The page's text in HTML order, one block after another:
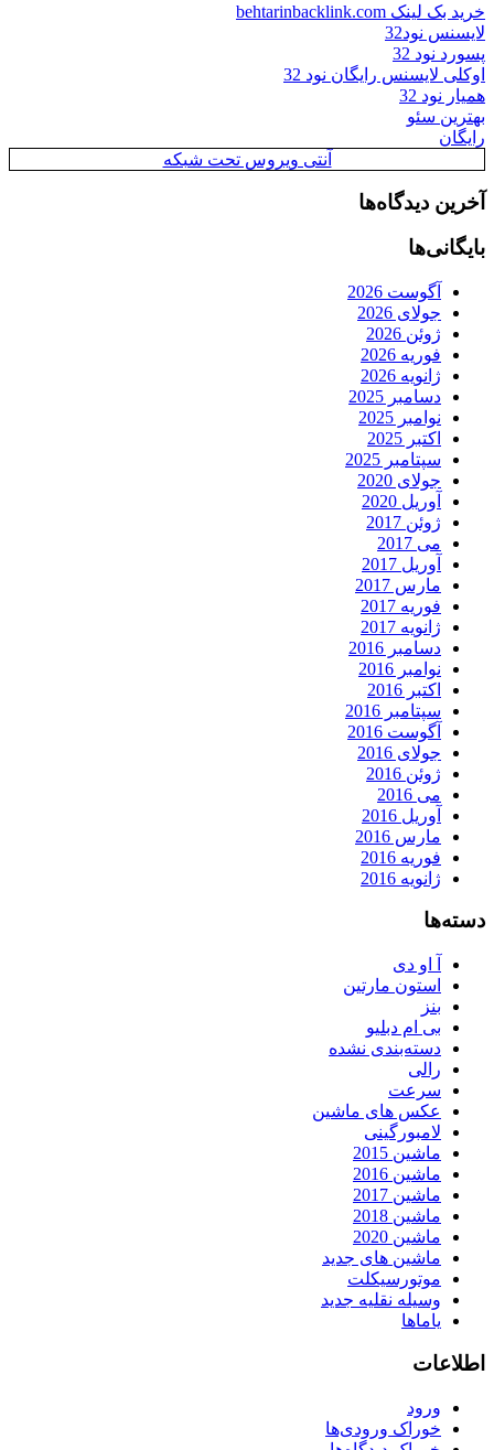
خرید بک لینک behtarinbacklink.com
لایسنس نود32
پسورد نود 32
اوکلی لایسنس رایگان نود 32
همیار نود 32
بهترین سئو
رایگان
آنتی ویروس تحت شبکه
آخرین دیدگاه‌ها
بایگانی‌ها
آگوست 2026
جولای 2026
ژوئن 2026
فوریه 2026
ژانویه 2026
دسامبر 2025
نوامبر 2025
اکتبر 2025
سپتامبر 2025
جولای 2020
آوریل 2020
ژوئن 2017
می 2017
آوریل 2017
مارس 2017
فوریه 2017
ژانویه 2017
دسامبر 2016
نوامبر 2016
اکتبر 2016
سپتامبر 2016
آگوست 2016
جولای 2016
ژوئن 2016
می 2016
آوریل 2016
مارس 2016
فوریه 2016
ژانویه 2016
دسته‌ها
آ او دی
استون مارتین
بنز
بی ام دبلیو
دسته‌بندی نشده
رالی
سرعت
عکس های ماشین
لامبورگینی
ماشین 2015
ماشین 2016
ماشین 2017
ماشین 2018
ماشین 2020
ماشین های جدید
موتورسیکلت
وسیله نقلیه جدید
یاماها
اطلاعات
ورود
خوراک ورودی‌ها